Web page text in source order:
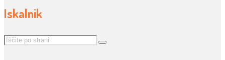
Iskalnik